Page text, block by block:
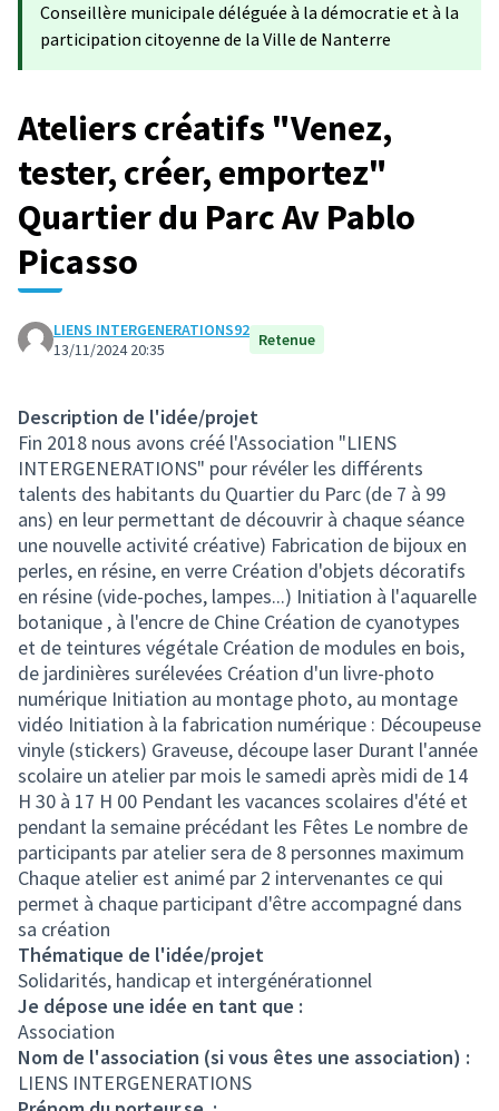
Conseillère municipale déléguée à la démocratie et à la
participation citoyenne de la Ville de Nanterre
Ateliers créatifs "Venez,
tester, créer, emportez"
Quartier du Parc Av Pablo
Picasso
LIENS INTERGENERATIONS92
13/11/2024 20:35
Retenue
Description de l'idée/projet
Fin 2018 nous avons créé l'Association "LIENS
INTERGENERATIONS" pour révéler les différents
talents des habitants du Quartier du Parc (de 7 à 99
ans) en leur permettant de découvrir à chaque séance
une nouvelle activité créative) Fabrication de bijoux en
perles, en résine, en verre Création d'objets décoratifs
en résine (vide-poches, lampes...) Initiation à l'aquarelle
botanique , à l'encre de Chine Création de cyanotypes
et de teintures végétale Création de modules en bois,
de jardinières surélevées Création d'un livre-photo
numérique Initiation au montage photo, au montage
vidéo Initiation à la fabrication numérique : Découpeuse
vinyle (stickers) Graveuse, découpe laser Durant l'année
scolaire un atelier par mois le samedi après midi de 14
H 30 à 17 H 00 Pendant les vacances scolaires d'été et
pendant la semaine précédant les Fêtes Le nombre de
participants par atelier sera de 8 personnes maximum
Chaque atelier est animé par 2 intervenantes ce qui
permet à chaque participant d'être accompagné dans
sa création
Thématique de l'idée/projet
Solidarités, handicap et intergénérationnel
Je dépose une idée en tant que :
Association
Nom de l'association (si vous êtes une association) :
LIENS INTERGENERATIONS